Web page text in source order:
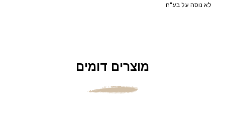
לא נוסה על בע"ח
מוצרים דומים